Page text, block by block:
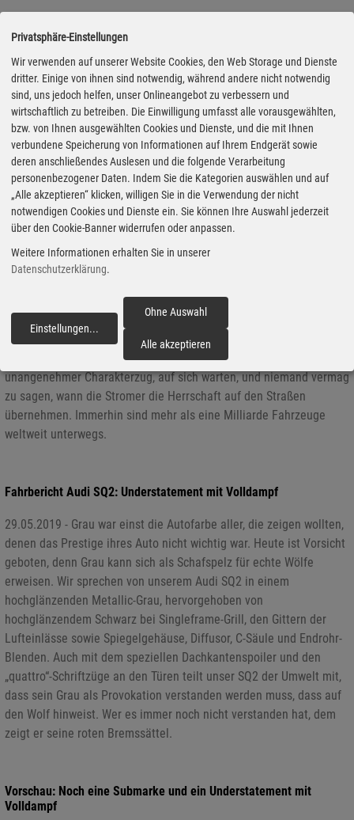
Nordschleifentauglich
14.06.2019 - Die Koreaner haben mit dem Kompaktwagen i30
längst bewiesen, dass sie dem Volkswagen-Klassiker Golf
Konkurrenz machen können. Der i30 N Performance macht nun mit
275 Turbo-Pferdchen Jagd auf Rundenzeiten. Dafür legt Hyundai
sinnvolle Fahrhilfen an und reguliert den Schlupf über eine
elektronisch geregelte Differentialsperre an der Vorderachse. Was
31 990 Euro in Korea wert sind zeigt der Fünftürer im Fahrbericht.
Vorstellung Seat Arona 1.0 TGI: Erdgas ist im Spiel
29.05.2019 - Wenn es um die Zukunft der Mobilität geht, denken
die meisten Zeitgenossen an elektrisch angetriebene Fahrzeuge,
die lokal emissionsfrei und lautlos über die Straßen rollen und die
Umwelt entlasten. Leider lässt die Zukunft, das ist nun mal ihr
unangenehmer Charakterzug, auf sich warten, und niemand vermag
zu sagen, wann die Stromer die Herrschaft auf den Straßen
übernehmen. Immerhin sind mehr als eine Milliarde Fahrzeuge
weltweit unterwegs.
Fahrbericht Audi SQ2: Understatement mit Volldampf
29.05.2019 - Grau war einst die Autofarbe aller, die zeigen wollten,
denen das Prestige ihres Auto nicht wichtig war. Heute ist Vorsicht
geboten, denn Grau kann sich als Schafspelz für echte Wölfe
erweisen. Wir sprechen von unserem Audi SQ2 in einem
hochglänzenden Metallic-Grau, hervorgehoben von
hochglänzendem Schwarz bei Singleframe-Grill, den Gittern der
Lufteinlässe sowie Spiegelgehäuse, Diffusor, C-Säule und Endrohr-
Blenden. Auch mit dem speziellen Dachkantenspoiler und den
„quattro“-Schriftzüge an den Türen teilt unser SQ2 der Umwelt mit,
dass sein Grau als Provokation verstanden werden muss, dass auf
den Wolf hinweist. Wer es immer noch nicht verstanden hat, dem
zeigt er seine roten Bremssättel.
Vorschau: Noch eine Submarke und ein Understatement mit
Volldampf
Privatsphäre-Einstellungen
Wir verwenden auf unserer Website Cookies, den Web Storage und Dienste
dritter. Einige von ihnen sind notwendig, während andere nicht notwendig
sind, uns jedoch helfen, unser Onlineangebot zu verbessern und
wirtschaftlich zu betreiben. Die Einwilligung umfasst alle vorausgewählten,
bzw. von Ihnen ausgewählten Cookies und Dienste, und die mit Ihnen
verbundene Speicherung von Informationen auf Ihrem Endgerät sowie
deren anschließendes Auslesen und die folgende Verarbeitung
personenbezogener Daten. Indem Sie die Kategorien auswählen und auf
„Alle akzeptieren“ klicken, willigen Sie in die Verwendung der nicht
notwendigen Cookies und Dienste ein. Sie können Ihre Auswahl jederzeit
über den Cookie-Banner widerrufen oder anpassen.
Weitere Informationen erhalten Sie in unserer
Datenschutzerklärung.
Einstellungen...
Ohne Auswahl
Alle akzeptieren